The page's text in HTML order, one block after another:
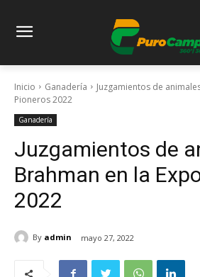
Inicio Ganadería
Juzgamientos de
Pioneros 2022
Ganadería
Juzgamientos de
Brahman en la
2022
By admin mayo 27, 2022